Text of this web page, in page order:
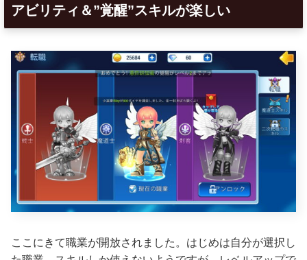
アビリティ＆”覚醒”スキルが楽しい
ここにきて職業が開放されました。はじめは自分が選択し